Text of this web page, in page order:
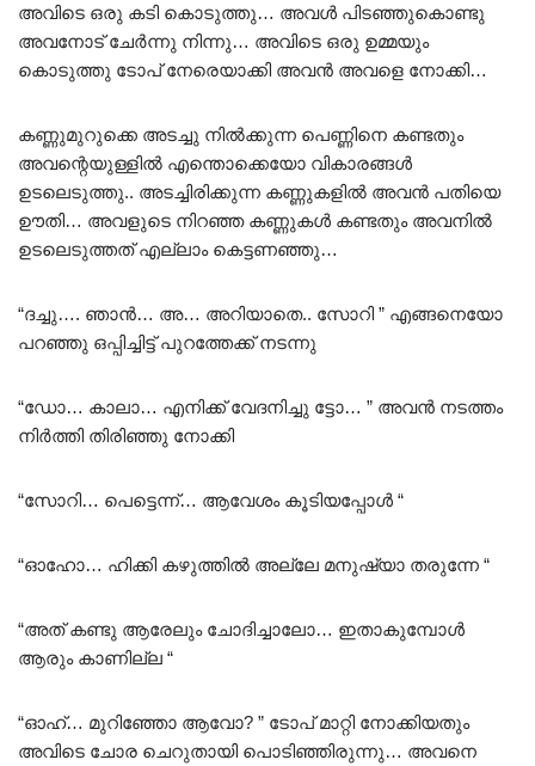
അവിടെ ഒരു കടി കൊടുത്തു… അവൾ പിടഞ്ഞുകൊണ്ടു
അവനോട് ചേർന്നു നിന്നു… അവിടെ ഒരു ഉമ്മയും
കൊടുത്തു ടോപ് നേരെയാക്കി അവൻ അവളെ നോക്കി…
കണ്ണുമുറുക്കെ അടച്ചു നിൽക്കുന്ന പെണ്ണിനെ കണ്ടതും
അവന്റെയുള്ളിൽ എന്തൊക്കെയോ വികാരങ്ങൾ
ഉടലെടുത്തു.. അടച്ചിരിക്കുന്ന കണ്ണുകളിൽ അവൻ പതിയെ
ഊതി… അവളുടെ നിറഞ്ഞ കണ്ണുകൾ കണ്ടതും അവനിൽ
ഉടലെടുത്തത് എല്ലാം കെട്ടണഞ്ഞു…
“ദച്ചു…. ഞാൻ… അ… അറിയാതെ.. സോറി ” എങ്ങനെയോ
പറഞ്ഞു ഒപ്പിച്ചിട്ട് പുറത്തേക്ക് നടന്നു
“ഡോ… കാലാ… എനിക്ക് വേദനിച്ചു ട്ടോ… ” അവൻ നടത്തം
നിർത്തി തിരിഞ്ഞു നോക്കി
“സോറി… പെട്ടെന്ന്… ആവേശം കൂടിയപ്പോൾ “
“ഓഹോ… ഹിക്കി കഴുത്തിൽ അല്ലേ മനുഷ്യാ തരുന്നേ “
“അത് കണ്ടു ആരേലും ചോദിച്ചാലോ… ഇതാകുമ്പോൾ
ആരും കാണില്ല “
“ഓഹ്… മുറിഞ്ഞോ ആവോ? ” ടോപ് മാറ്റി നോക്കിയതും
അവിടെ ചോര ചെറുതായി പൊടിഞ്ഞിരുന്നു… അവനെ